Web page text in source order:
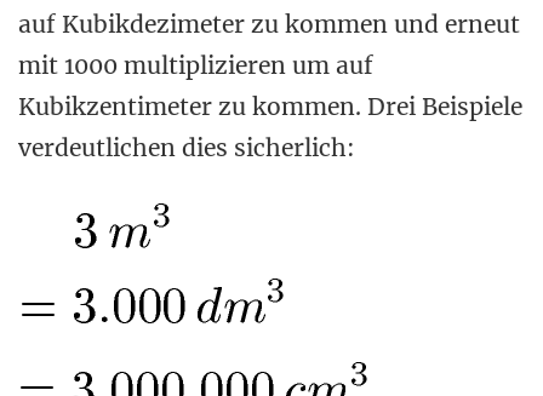
auf Kubikdezimeter zu kommen und erneut
mit 1000 multiplizieren um auf
Kubikzentimeter zu kommen. Drei Beispiele
verdeutlichen dies sicherlich: